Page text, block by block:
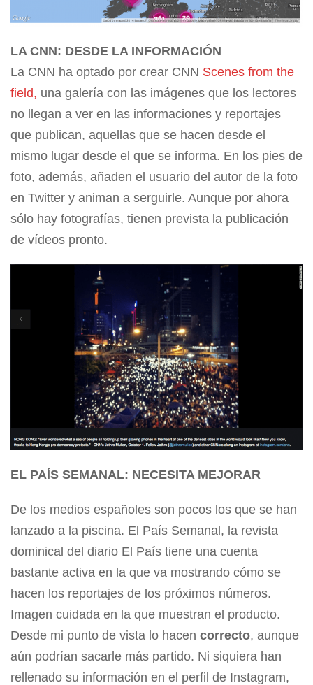
LA CNN: DESDE LA INFORMACIÓN
La CNN ha optado por crear CNN Scenes from the
field, una galería con las imágenes que los lectores
no llegan a ver en las informaciones y reportajes
que publican, aquellas que se hacen desde el
mismo lugar desde el que se informa. En los pies de
foto, además, añaden el usuario del autor de la foto
en Twitter y animan a serguirle. Aunque por ahora
sólo hay fotografías, tienen prevista la publicación
de vídeos pronto.
EL PAÍS SEMANAL: NECESITA MEJORAR
De los medios españoles son pocos los que se han
lanzado a la piscina. El País Semanal, la revista
dominical del diario El País tiene una cuenta
bastante activa en la que va mostrando cómo se
hacen los reportajes de los próximos números.
Imagen cuidada en la que muestran el producto.
Desde mi punto de vista lo hacen correcto, aunque
aún podrían sacarle más partido. Ni siquiera han
rellenado su información en el perfil de Instagram,